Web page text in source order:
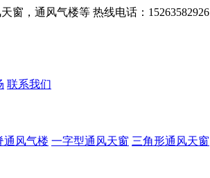
窗，通风气楼等 热线电话：15263582926
联系我们
通风气楼 一字型通风天窗 三角形通风天窗